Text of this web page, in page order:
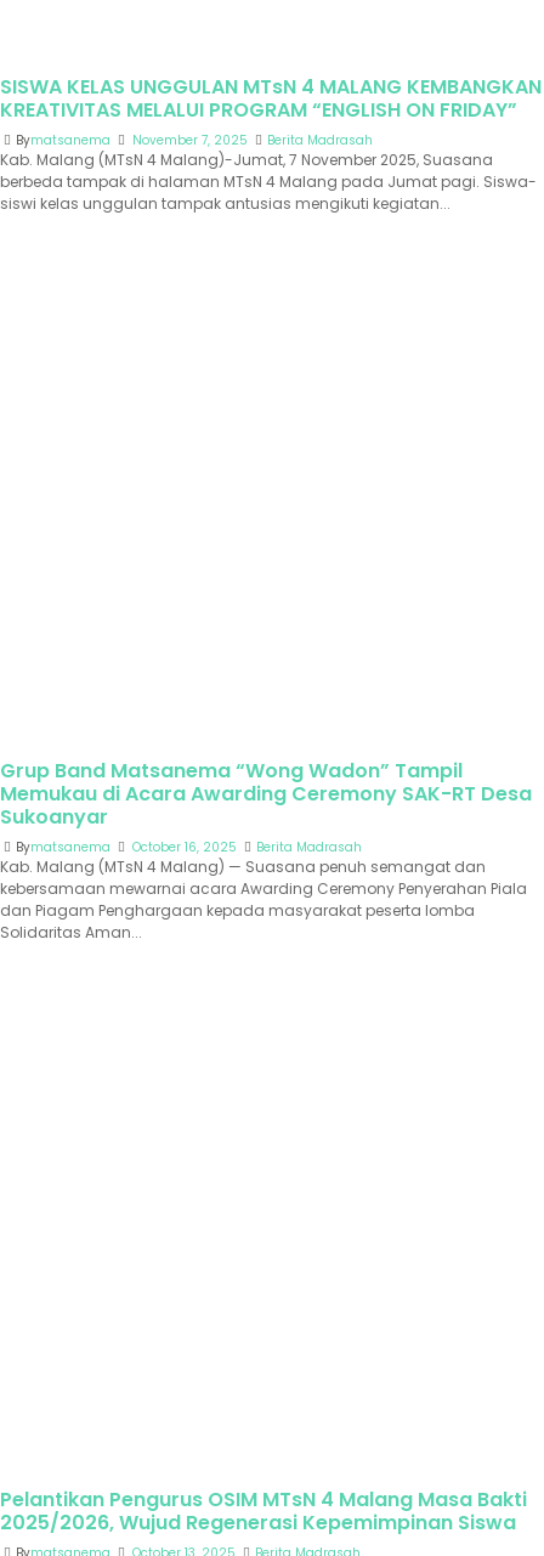
SISWA KELAS UNGGULAN MTsN 4 MALANG KEMBANGKAN
KREATIVITAS MELALUI PROGRAM “ENGLISH ON FRIDAY”
Bymatsanema November 7, 2025 Berita Madrasah
Kab. Malang (MTsN 4 Malang)-Jumat, 7 November 2025, Suasana
berbeda tampak di halaman MTsN 4 Malang pada Jumat pagi. Siswa-
siswi kelas unggulan tampak antusias mengikuti kegiatan...
Grup Band Matsanema “Wong Wadon” Tampil
Memukau di Acara Awarding Ceremony SAK-RT Desa
Sukoanyar
Bymatsanema October 16, 2025 Berita Madrasah
Kab. Malang (MTsN 4 Malang) — Suasana penuh semangat dan
kebersamaan mewarnai acara Awarding Ceremony Penyerahan Piala
dan Piagam Penghargaan kepada masyarakat peserta lomba
Solidaritas Aman...
Pelantikan Pengurus OSIM MTsN 4 Malang Masa Bakti
2025/2026, Wujud Regenerasi Kepemimpinan Siswa